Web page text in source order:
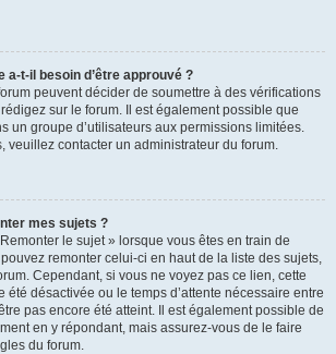
a-t-il besoin d’être approuvé ?
peuvent décider de soumettre à des vérifications
sur le forum. Il est également possible que
un groupe d’utilisateurs aux permissions limitées.
veuillez contacter un administrateur du forum.
mes sujets ?
le sujet » lorsque vous êtes en train de
remonter celui-ci en haut de la liste des sujets,
Cependant, si vous ne voyez pas ce lien, cette
été désactivée ou le temps d’attente nécessaire entre
pas encore été atteint. Il est également possible de
en y répondant, mais assurez-vous de le faire
du forum.